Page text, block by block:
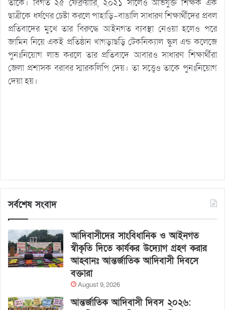
তাকে। বিগত ২৫ ফেব্রুয়ারি, ২০২১ সালেও অভিযুক্ত শিক্ষক এক
ছাত্রীকে ধর্ষণের চেষ্টা করলে পাহাড়ি-বাঙালি সাধারণ শিক্ষার্থীদের প্রবল
প্রতিবাদের মুখে তার বিরুদ্ধে আইনগত ব্যবস্থা নেওয়া হলেও পরে
জামিন নিয়ে একই প্রতিষ্ঠান খাগড়াছড়ি টেকনিক্যাল স্কুল এন্ড কলেজে
পুনঃনিয়োগ লাভ করলে তার প্রতিবাদে আবারও সাধারণ শিক্ষার্থীরা
জেলা প্রশাসক বরাবর স্মারকলিপি দেয়। তা সত্ত্বেও তাকে পুনঃনিয়োগ
দেয়া হয়।
সর্বশেষ সংবাদ
আদিবাসীদের সাংবিধানিক ও আইনগত
স্বীকৃতি দিতে কার্যকর উদ্যোগ গ্রহণ করার
আহবানঃ আন্তর্জাতিক আদিবাসী দিবসে
বক্তারা
August 9, 2026
আন্তর্জাতিক আদিবাসী দিবস ২০২৬: